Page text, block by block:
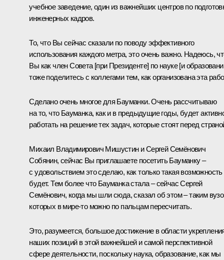
учебное заведение, один из важнейших центров по
инженерных кадров.
То, что Вы сейчас сказали по поводу эффективного
использования каждого метра, это очень важно. Надеюсь,
Вы как член Совета [при Президенте] по науке [и
тоже поделитесь с коллегами тем, как организована эта
Сделано очень многое для Бауманки. Очень рассчитываю
на то, что Бауманка, как и в предыдущие годы, будет
работать на решение тех задач, которые стоят перед
Михаил Владимирович Мишустин и Сергей Семёнович
Собянин, сейчас Вы приглашаете посетить Бауманку –
с удовольствием это сделаю, как только такая возможность
будет. Тем более что Бауманка стала – сейчас Сергей
Семёнович, когда мы шли сюда, сказал об этом – таким
которых в мире-то можно по пальцам пересчитать.
Это, разумеется, большое достижение в области
наших позиций в этой важнейшей и самой перспективной
сфере деятельности, поскольку наука, образование, как мы